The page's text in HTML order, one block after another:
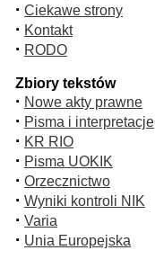
· Ciekawe strony
· Kontakt
· RODO
Zbiory tekstów
· Nowe akty prawne
· Pisma i interpretacje
· KR RIO
· Pisma UOKIK
· Orzecznictwo
· Wyniki kontroli NIK
· Varia
· Unia Europejska